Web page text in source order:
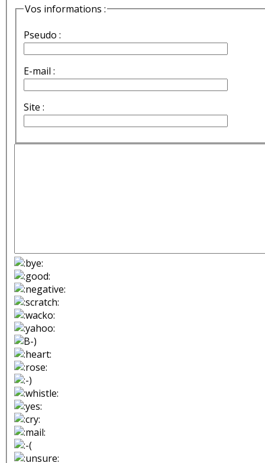
Vos informations :
Pseudo :
E-mail :
Site :